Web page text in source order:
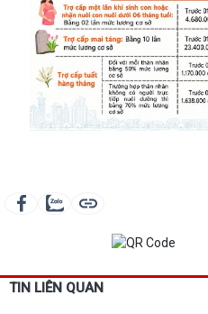
TIN LIÊN QUAN